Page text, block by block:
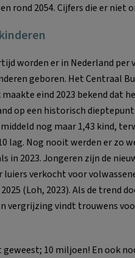
rond 2054. Cijfers die er niet
worden er in Nederland per
geboren. Het Centraal
eind 2023 bekend dat
op een historisch
nog maar 1,43 kind,
lag. Nog nooit werden er zo
in 2023. Jongeren zijn de
verkocht voor
(Loh, 2023). Als de trend
vergrijzing vindt trouwens
10 miljoen! En ook